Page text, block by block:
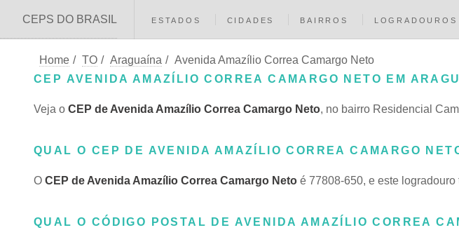
CEPS DO BRASIL ESTADOS CIDADES BAIRROS LOGRADOUROS
Home / TO / Araguaína / Avenida Amazílio Correa Camargo Neto
CEP AVENIDA AMAZÍLIO CORREA CAMARGO NETO EM
Veja o CEP de Avenida Amazílio Correa Camargo Neto, no bairro Residencial
QUAL O CEP DE AVENIDA AMAZÍLIO CORREA CAMARGO
O CEP de Avenida Amazílio Correa Camargo Neto é 77808-650, e este
QUAL O CÓDIGO POSTAL DE AVENIDA AMAZÍLIO CORREA